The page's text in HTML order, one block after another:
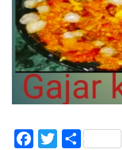
Facebook
TwitterShare